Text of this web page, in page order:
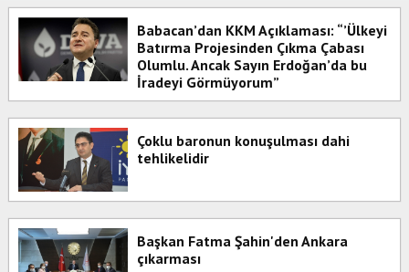
Babacan’dan KKM Açıklaması: “’Ülkeyi
Batırma Projesinden Çıkma Çabası
Olumlu. Ancak Sayın Erdoğan’da bu
İradeyi Görmüyorum”
Çoklu baronun konuşulması dahi
tehlikelidir
Başkan Fatma Şahin'den Ankara
çıkarması